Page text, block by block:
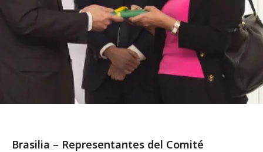
Brasilia – Representantes del Comité